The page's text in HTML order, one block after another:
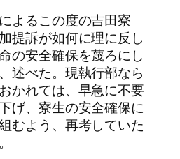
よるこの度の吉田寮
提訴が如何に理に反し
の安全確保を蔑ろにし
述べた。現執行部なら
かれては、早急に不要
げ、寮生の安全確保に
むよう、再考していた